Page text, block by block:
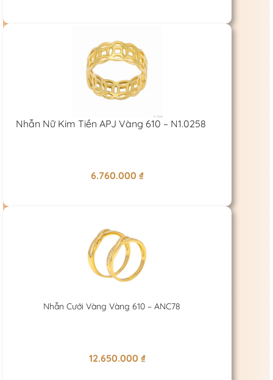
Nhẫn Nữ Kim Tiền APJ Vàng 610 – N1.0258
6.760.000 ₫
Nhẫn Cưới Vàng Vàng 610 – ANC78
12.650.000 ₫